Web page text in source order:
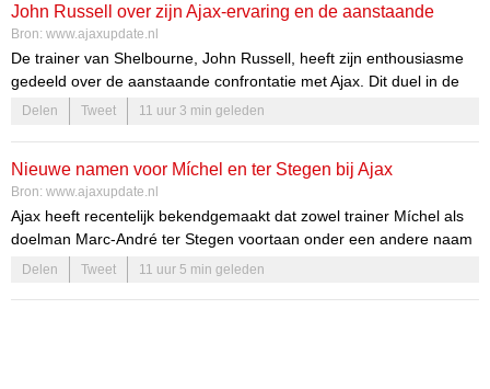
Ajax en Feyenoord zoeken allemaal naar versterkingen, elk met
een eigen aanpak en tempo. Dit zorgt voor een dynamische sfeer,
waarbij elke club probeert zich te wapenen voor de uitdagingen van
het nieuwe seizoen.
John Russell over zijn Ajax-ervaring en de aanstaande
wedstrijd
Bron: www.ajaxupdate.nl
De trainer van Shelbourne, John Russell, heeft zijn enthousiasme
gedeeld over de aanstaande confrontatie met Ajax. Dit duel in de
derde voorronde van de Conference League biedt niet alleen een
sportieve uitdaging, maar ook een persoonlijke betekenis voor
alleen bij de spelers, maar ook bij de supporters en de bredere
voetbalgemeenschap.
Delen Tweet 11 uur 3 min geleden
Nieuwe namen voor Míchel en ter Stegen bij Ajax
Bron: www.ajaxupdate.nl
Ajax heeft recentelijk bekendgemaakt dat zowel trainer Míchel als
doelman Marc-André ter Stegen voortaan onder een andere naam
door het leven gaan. Dit besluit is genomen op verzoek van het
tweetal zelf, dat een nieuwe benadering van hun namen wil
Delen Tweet 11 uur 5 min geleden